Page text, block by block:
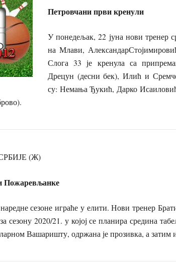
Петровчани први кренули
У понедељак, 22 јуна нови тренер
на Млави,
Слога 33 је кренула са
Дрецун (десни бек), Илић и
су: Немања Ђукић, Дарко
(Ж)
сезоне играће у елити. Нови тренер
2020/21. у којој се планира средина
Вашаришту, одржана је прозивка, а затим